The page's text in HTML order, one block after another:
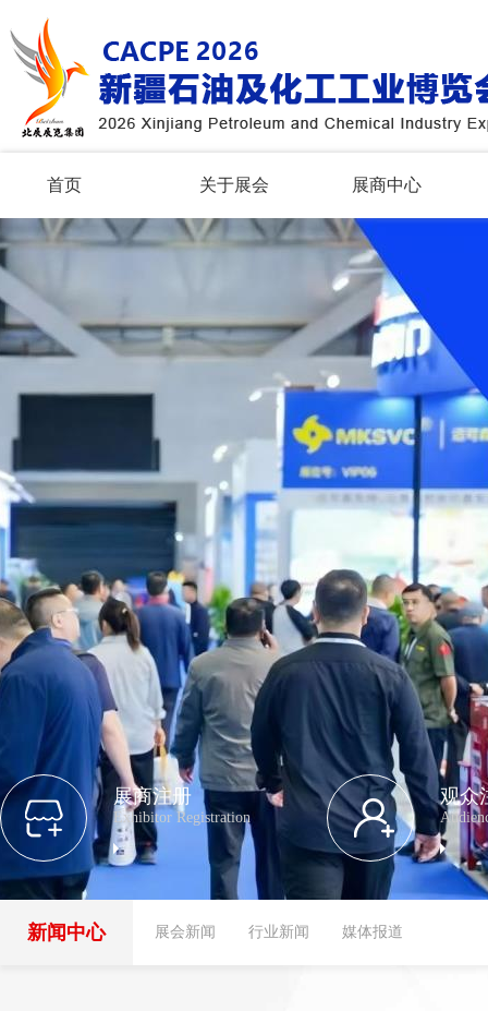
首页 关于展会 展商中心
展商注册
Exhibitor Registration
观众
新闻中心 展会新闻 行业新闻 媒体报道